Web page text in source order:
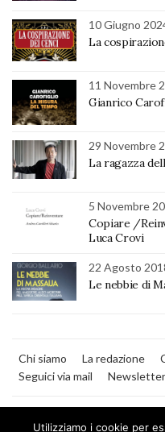
10 Giugno
La
11 Novembre
Gianrico
29 Novembre
La ragazza
5 Novembre
Copiare /
Luca Crovi
22 Agosto
Le nebbie di
Chi siamo La redazione
Seguici via mail
Newsletter
Utilizziamo i cookie per